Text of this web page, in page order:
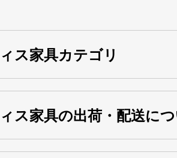
ス家具カテゴリ
ス家具の出荷・配送に